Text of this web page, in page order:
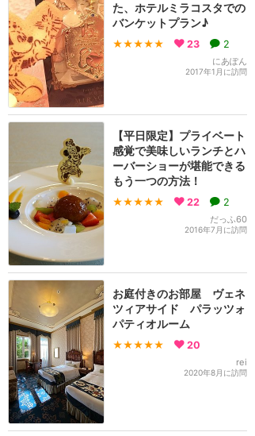
た、ホテルミラコスタでの
バンケットプラン♪
★★★★★ 23 2
にあぽん
2017年1月に訪問
【平日限定】プライベート
感覚で美味しいランチとハ
ーバーショーが堪能できる
もう一つの方法！
★★★★★ 22 2
だっふ60
2016年7月に訪問
お庭付きのお部屋 ヴェネ
ツィアサイド パラッツォ
パティオルーム
★★★★★ 20
rei
2020年8月に訪問